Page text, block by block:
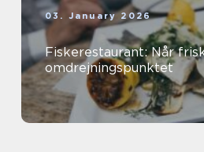
03. January 2026
Fiskerestaurant: Når
omdrejningspunktet